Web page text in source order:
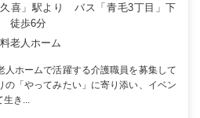
久喜」駅より バス「青毛3丁目」下
徒歩6分
老人ホーム
人ホームで活躍する介護職員を募集して
の「やってみたい」に寄り添い、イベン
き...